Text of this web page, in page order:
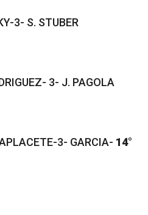
3- S. STUBER
3- J. PAGOLA
3- GARCIA- 14°